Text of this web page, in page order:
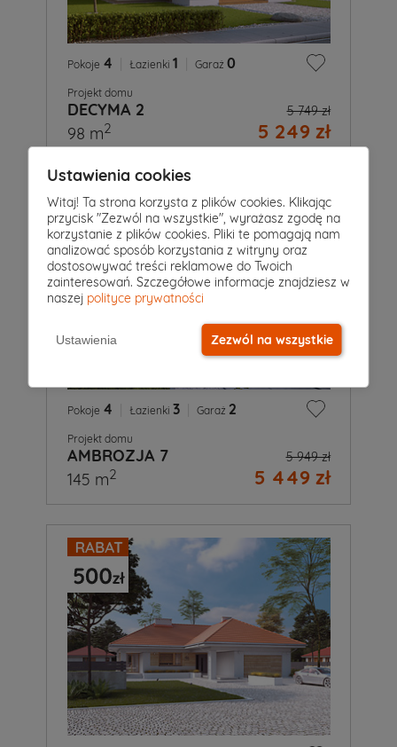
Pokoje 4 Łazienki 1 Garaż 0
Projekt domu
DECYMA 2 5 749 zł
5 249 zł
98 m2
Pokoje 4 Łazienki 3 Garaż 2
Projekt domu
AMBROZJA 7 5 949 zł
5 449 zł
145 m2
Ustawienia cookies
Witaj! Ta strona korzysta z plików cookies. Klikając
przycisk "Zezwól na wszystkie", wyrażasz zgodę na
korzystanie z plików cookies. Pliki te pomagają nam
analizować sposób korzystania z witryny oraz
dostosowywać treści reklamowe do Twoich
zainteresowań. Szczegółowe informacje znajdziesz w
naszej polityce prywatności
Ustawienia Zezwól na wszystkie